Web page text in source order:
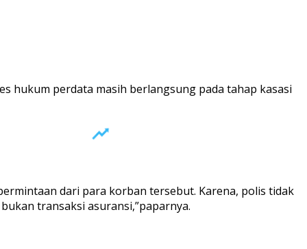
hukum perdata masih berlangsung pada tahap kasasi
dari para korban tersebut. Karena, polis tidak
transaksi asuransi,”paparnya.